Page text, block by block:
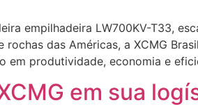
empilhadeira LW700KV-T33,
das Américas, a XCMG
em produtividade, economia e
em sua